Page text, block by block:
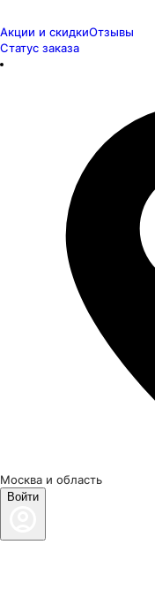
Акции и скидкиОтзывы
Статус заказа
Москва и область
Войти